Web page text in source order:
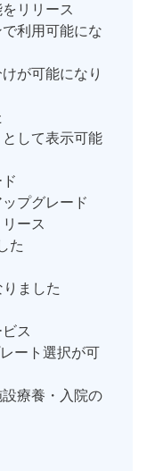
リリース
利用可能にな
が可能になり
して表示可能
プグレード
ース
た
ました
ス
ート選択が可
療養・入院の